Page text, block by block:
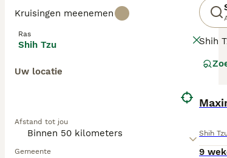
Kruisingen meenemen
Ras
Shih Tzu
Uw locatie
Afstand tot jou
Gemeente
Shih
Shih
9